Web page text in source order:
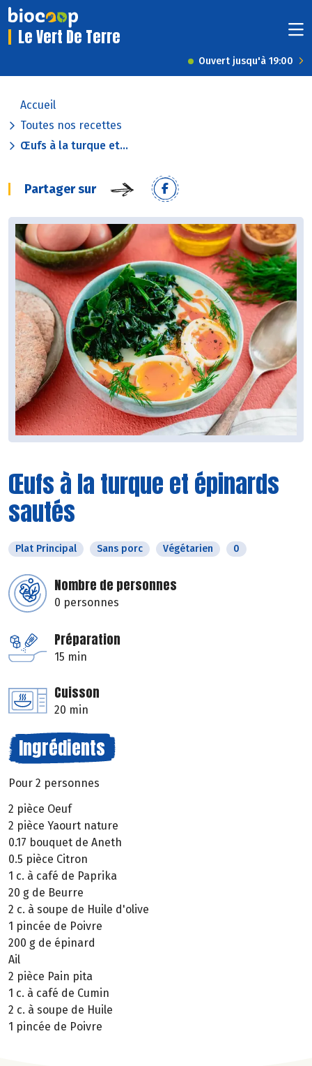
Le Vert De Terre
Ouvert jusqu'à 19:00
Accueil
Toutes nos recettes
Œufs à la turque et...
Partager sur
Œufs à la turque et épinards
sautés
Plat Principal Sans porc Végétarien 0
Nombre de personnes
0 personnes
Préparation
15 min
Cuisson
20 min
Ingrédients
Pour 2 personnes
2 pièce Oeuf
2 pièce Yaourt nature
0.17 bouquet de Aneth
0.5 pièce Citron
1 c. à café de Paprika
20 g de Beurre
2 c. à soupe de Huile d'olive
1 pincée de Poivre
200 g de épinard
Ail
2 pièce Pain pita
1 c. à café de Cumin
2 c. à soupe de Huile
1 pincée de Poivre